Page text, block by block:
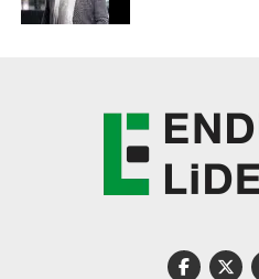
rekabetçiliğinin ön plana
yeni alanlar da açacak fuarlar
kimya sektörünün tek
TV Youtube kanalından canlı